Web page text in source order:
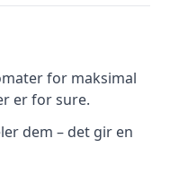
for maksimal
er for sure.
dem – det gir en